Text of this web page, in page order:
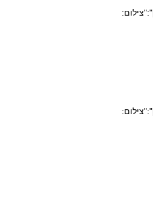
pic1.yit.co.il/picserver5/crop_images/2020/08/10/10164409/10164409_0_0_640_360_0_large.jpg","caption":"","credit":"צילום:
pic1.yit.co.il/picserver5/crop_images/2020/08/10/10164398/10164398_0_0_640_360_0_large.jpg","caption":"","credit":"צילום: